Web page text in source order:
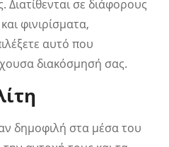
σε διάφορους
φινιρίσματα,
αυτό που
διακόσμησή σας.
δημοφιλή στα μέσα του